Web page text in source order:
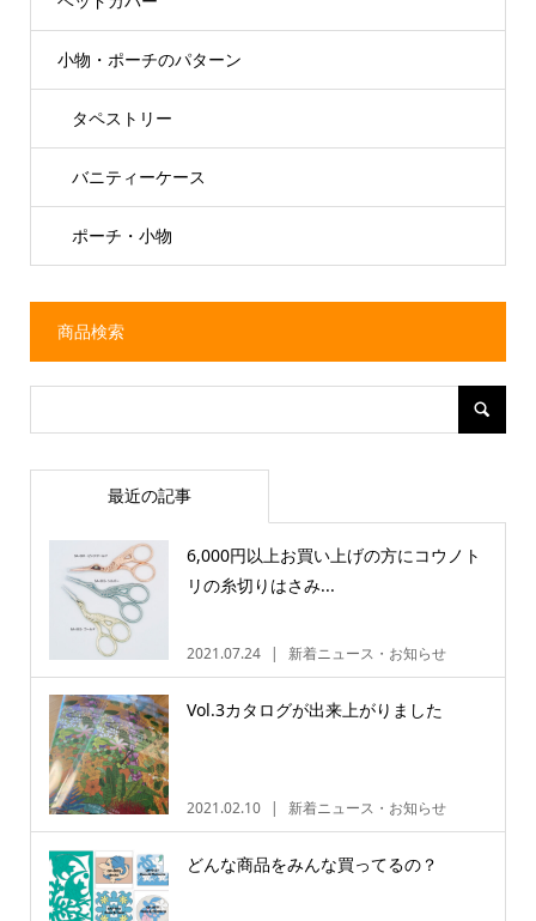
小物・ポーチのパターン
タペストリー
バニティーケース
ポーチ・小物
商品検索
最近の記事
6,000円以上お買い上げの方にコウノト
リの糸切りはさみ...
2021.07.24 新着ニュース・お知らせ
Vol.3カタログが出来上がりました
2021.02.10 新着ニュース・お知らせ
どんな商品をみんな買ってるの？